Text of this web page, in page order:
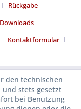
Rückgabe
Downloads
Kontaktformular
den technischen
stets gesetzt
bei Benutzung